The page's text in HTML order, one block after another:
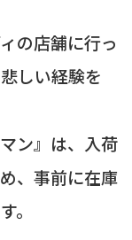
の店舗に行っ
しい経験を
ン』は、入荷
、事前に在庫
。